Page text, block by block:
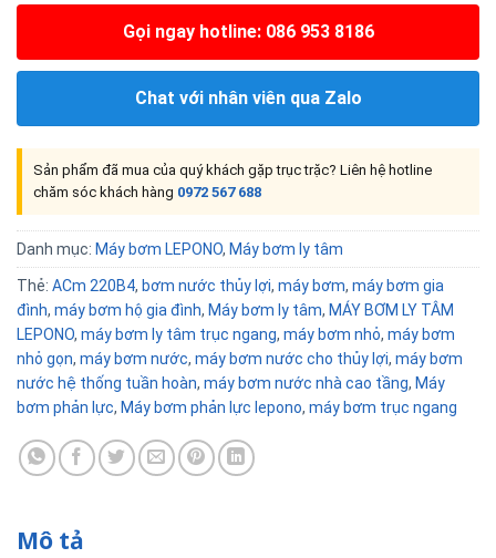
Gọi ngay hotline: 086 953 8186
Chat với nhân viên qua Zalo
Sản phẩm đã mua của quý khách gặp trục trặc? Liên hệ hotline
chăm sóc khách hàng 0972 567 688
Danh mục: Máy bơm LEPONO, Máy bơm ly tâm
Thẻ: ACm 220B4, bơm nước thủy lợi, máy bơm, máy bơm gia
đình, máy bơm hộ gia đình, Máy bơm ly tâm, MÁY BƠM LY TÂM
LEPONO, máy bơm ly tâm trục ngang, máy bơm nhỏ, máy bơm
nhỏ gọn, máy bơm nước, máy bơm nước cho thủy lợi, máy bơm
nước hệ thống tuần hoàn, máy bơm nước nhà cao tầng, Máy
bơm phản lực, Máy bơm phản lực lepono, máy bơm trục ngang
Mô tả